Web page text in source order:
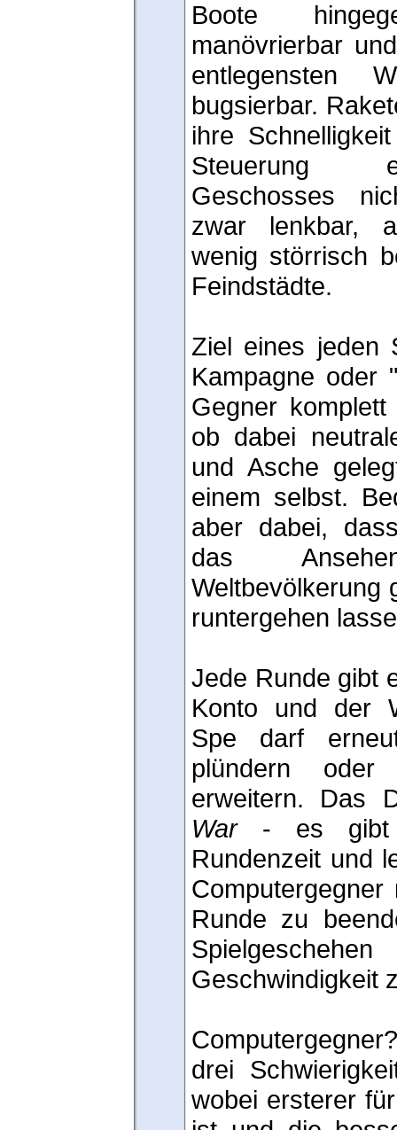
Boote
manövrierbar
entlegensten
bugsierbar.
ihre
Steuerung
Geschosses
zwar lenkbar,
wenig störrisch
Feindstädte.
Ziel eines jeden
Kampagne oder
Gegner
ob dabei
und Asche
einem selbst.
aber dabei,
das
Weltbevölkerung
runtergehen
Jede Runde gibt
Konto und der
Spe darf
plündern oder
erweitern. Das
War- es gibt
Rundenzeit und
Runde zu
Geschwindigkeit
drei
wobei ersterer